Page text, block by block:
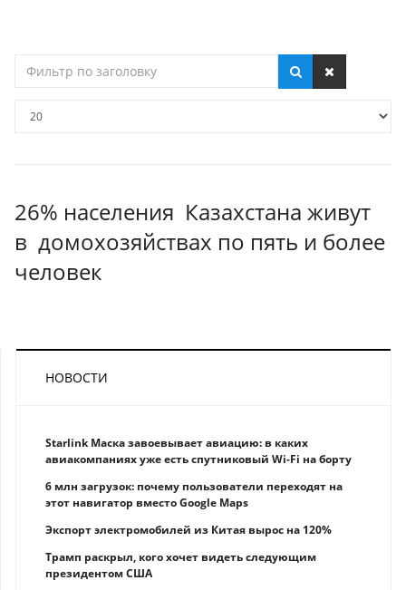
по
26% населения Казахстана живут
в домохозяйствах по пять и более
человек
НОВОСТИ
Starlink Маска завоевывает авиацию: в каких
авиакомпаниях уже есть спутниковый Wi-Fi на борту
6 млн загрузок: почему пользователи переходят на
этот навигатор вместо Google Maps
Экспорт электромобилей из Китая вырос на 120%
Трамп раскрыл, кого хочет видеть следующим
президентом США